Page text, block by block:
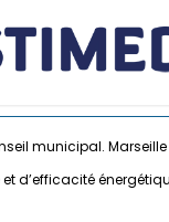
municipal.
d’efficacité